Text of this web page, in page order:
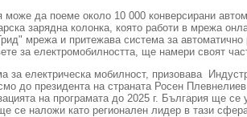
да поеме около 10 000 конверсирани
зарядна колонка, която работи в мрежа
мрежа и притежава система за
за електромобилността, ще намери своят
за електрическа мобилност, призовава
до президента на страната Росен
на програмата до 2025 г. България ще се
се наложи като регионален лидер в тази